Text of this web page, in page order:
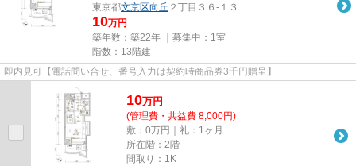
東京都文京区向丘 ２丁目３６-１３
10万円
築年数：築22年 ｜募集中： 1室
階数：13階建
即内見可【電話問い合せ、番号入力は契約時商品券3千円贈呈】
10万円
(管理費・共益費 8,000円)
敷：0万円｜礼：1ヶ月
所在階：2階
間取り：1K